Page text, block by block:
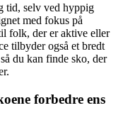
tid, selv ved hyppig
med fokus på
folk, der er aktive eller
tilbyder også et bredt
du kan finde sko, der
forbedre ens